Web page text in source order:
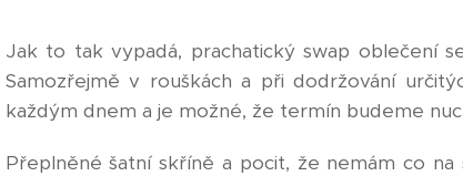
Jak to tak vypadá, prachatický swap oblečení
Samozřejmě v rouškách a při dodržování
každým dnem a je možné, že termín budeme
Přeplněné šatní skříně a pocit, že nemám co